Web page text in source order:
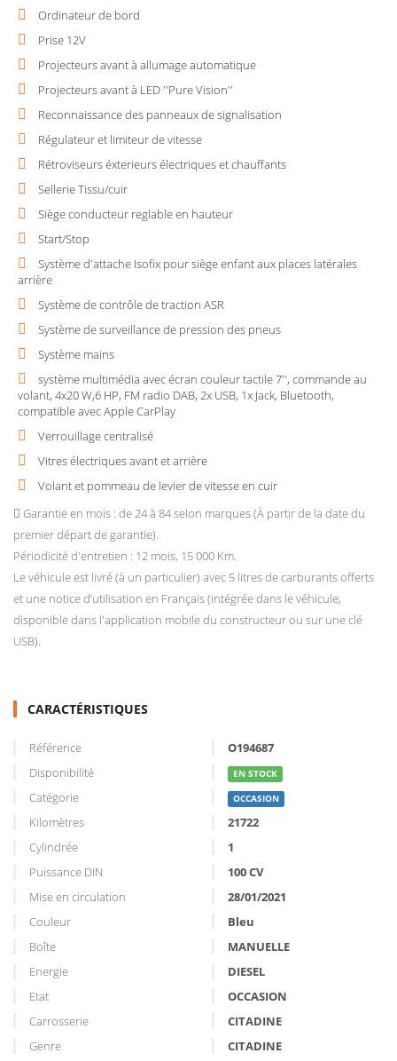
Ordinateur de bord
Prise 12V
Projecteurs avant à allumage automatique
Projecteurs avant à LED ''Pure Vision''
Reconnaissance des panneaux de signalisation
Régulateur et limiteur de vitesse
Rétroviseurs éxterieurs électriques et chauffants
Sellerie Tissu/cuir
Siège conducteur reglable en hauteur
Start/Stop
Système d'attache Isofix pour siège enfant aux places latérales
arrière
Système de contrôle de traction ASR
Système de surveillance de pression des pneus
Système mains
système multimédia avec écran couleur tactile 7'', commande au
volant, 4x20 W,6 HP, FM radio DAB, 2x USB, 1x Jack, Bluetooth,
compatible avec Apple CarPlay
Verrouillage centralisé
Vitres électriques avant et arrière
Volant et pommeau de levier de vitesse en cuir
Garantie en mois : de 24 à 84 selon marques (À partir de la date du
premier départ de garantie).
Périodicité d'entretien : 12 mois, 15 000 Km.
Le véhicule est livré (à un particulier) avec 5 litres de carburants offerts
et une notice d’utilisation en Français (intégrée dans le véhicule,
disponible dans l'application mobile du constructeur ou sur une clé
USB).
CARACTÉRISTIQUES
Référence
O194687
Disponibilité
EN STOCK
Catégorie OCCASION
Kilomètres
21722
Cylindrée
1
Puissance DIN
100 CV
Mise en circulation
28/01/2021
Couleur
Bleu
Boîte
MANUELLE
Energie
DIESEL
Etat
OCCASION
Carrosserie
CITADINE
Genre
CITADINE